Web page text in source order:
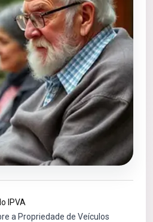
IPVA
a Propriedade de Veículos